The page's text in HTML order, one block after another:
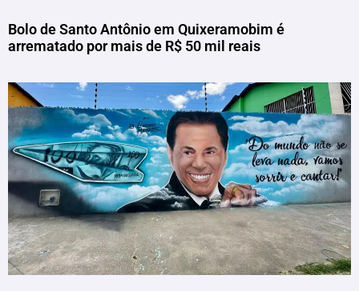
Bolo de Santo Antônio em Quixeramobim é
arrematado por mais de R$ 50 mil reais